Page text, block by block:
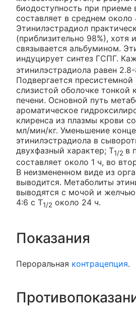
биодоступность при приеме
составляет в среднем около
Этинилэстрадиол
(приблизительно 98%), хотя
связывается альбумином.
индуцирует синтез ГСПГ.
этинилэстрадиола равен 2.8-
Подвергается
слизистой оболочке тонкой
печени. Основной путь
ароматическое
клиренса из плазмы крови
мл/мин/кг. Уменьшение
этинилэстрадиола в
двухфазный характер; T1/2 в
составляет около 1 ч, во
В неизмененном виде из
выводится. Метаболиты
выводятся с мочой и
4:6 с T1/2 около 24 ч.
Показания
Пероральная контрацепция.